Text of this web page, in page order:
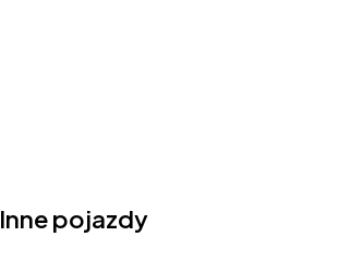
Inne pojazdy